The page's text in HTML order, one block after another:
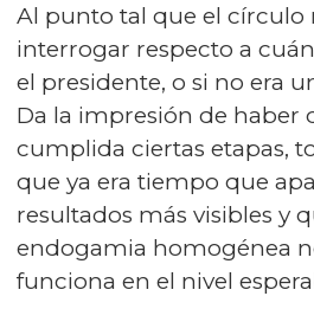
Al punto tal que el círculo
interrogar respecto a
el presidente, o si no era
Da la impresión de haber
cumplida ciertas etapas,
que ya era tiempo que
resultados más visibles y
endogamia homogénea
funciona en el nivel